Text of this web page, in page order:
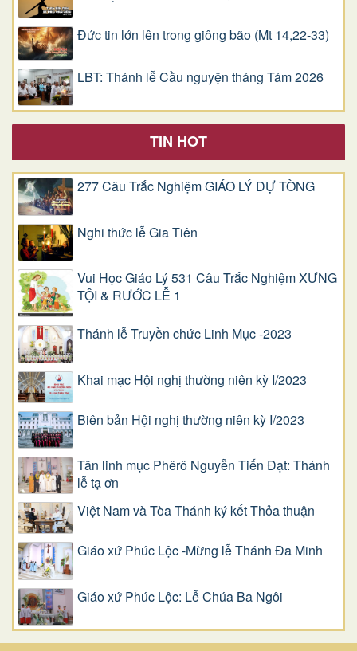
Đức tin lớn lên trong giông bão (Mt 14,22-33)
LBT: Thánh lễ Cầu nguyện tháng Tám 2026
TIN HOT
277 Câu Trắc Nghiệm GIÁO LÝ DỰ TÒNG
Nghi thức lễ Gia Tiên
Vui Học Giáo Lý 531 Câu Trắc Nghiệm XƯNG
TỘI & RƯỚC LỄ 1
Thánh lễ Truyền chức Linh Mục -2023
Khai mạc Hội nghị thường niên kỳ I/2023
Biên bản Hội nghị thường niên kỳ I/2023
Tân linh mục Phêrô Nguyễn Tiến Đạt: Thánh
lễ tạ ơn
Việt Nam và Tòa Thánh ký kết Thỏa thuận
Giáo xứ Phúc Lộc -Mừng lễ Thánh Đa Minh
Giáo xứ Phúc Lộc: Lễ Chúa Ba Ngôi